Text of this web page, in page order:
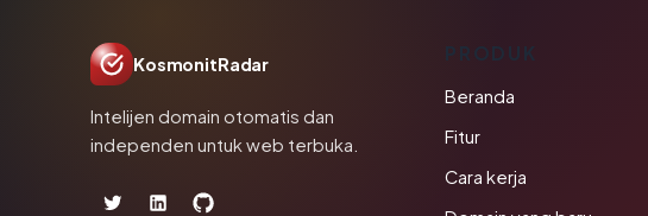
KosmonitRadar
Intelijen domain otomatis dan
independen untuk web terbuka.
Beranda
Fitur
Cara kerja